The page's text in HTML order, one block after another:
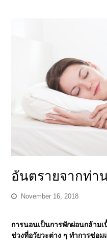
อันตรายจากท่า
November 16, 2018
การนอนเป็นการพักผ่อนกล้าม
ช่วงที่อวัยวะต่าง ๆ ทำการซ่อ